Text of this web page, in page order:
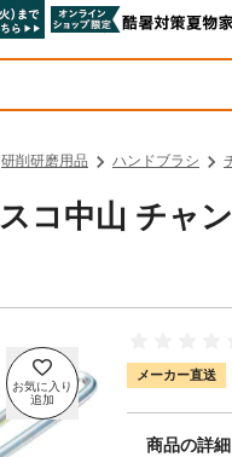
研削研磨用品 ハンドブラシ
スコ中山 チ
メーカー直送
商品の詳細